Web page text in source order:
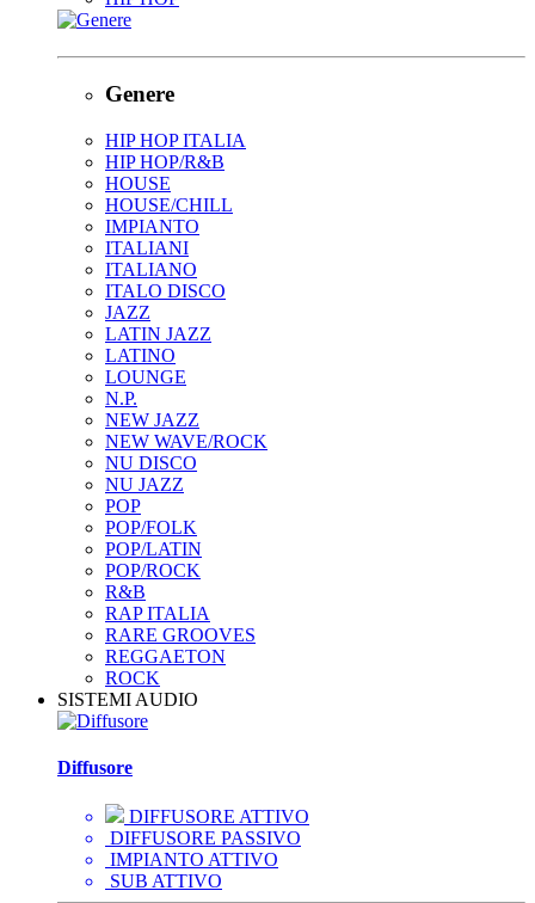
Genere
HIP HOP ITALIA
HIP HOP/R&B
HOUSE
HOUSE/CHILL
IMPIANTO
ITALIANI
ITALIANO
ITALO DISCO
JAZZ
LATIN JAZZ
LATINO
LOUNGE
N.P.
NEW JAZZ
NEW WAVE/ROCK
NU DISCO
NU JAZZ
POP
POP/FOLK
POP/LATIN
POP/ROCK
R&B
RAP ITALIA
RARE GROOVES
REGGAETON
ROCK
SISTEMI AUDIO
Diffusore
DIFFUSORE ATTIVO
DIFFUSORE PASSIVO
IMPIANTO ATTIVO
SUB ATTIVO